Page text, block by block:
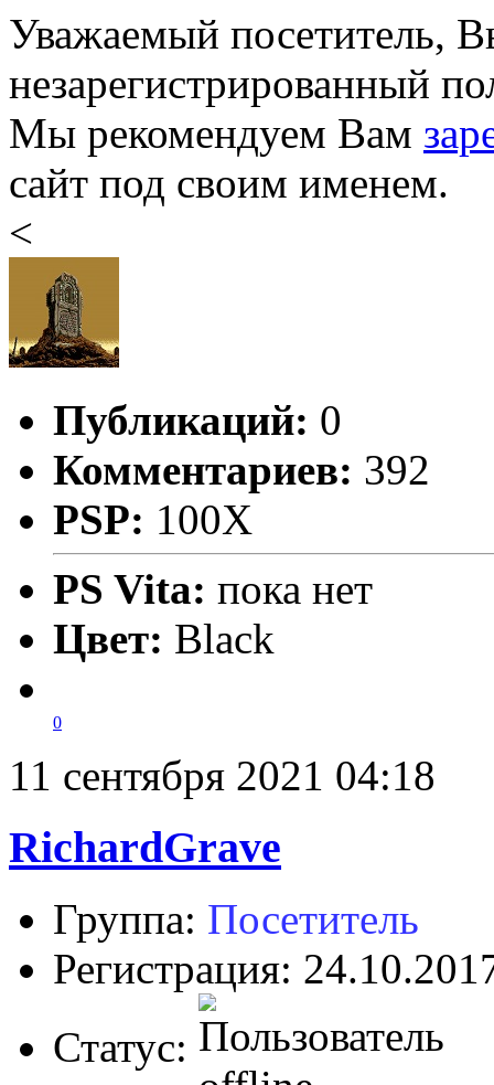
Уважаемый посетитель,
незарегистрированный
Мы рекомендуем Вам
сайт под своим именем.
<
Публикаций: 0
Комментариев: 392
PSP: 100X
PS Vita: пока нет
Цвет: Black
0
11 сентября 2021 04:18
RichardGrave
Группа: Посетитель
Регистрация:
Статус: